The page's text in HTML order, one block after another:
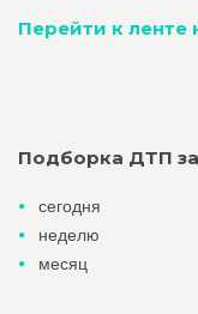
Перейти к ленте
Подборка ДТП за
сегодня
неделю
месяц